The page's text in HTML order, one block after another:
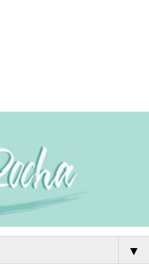
▼